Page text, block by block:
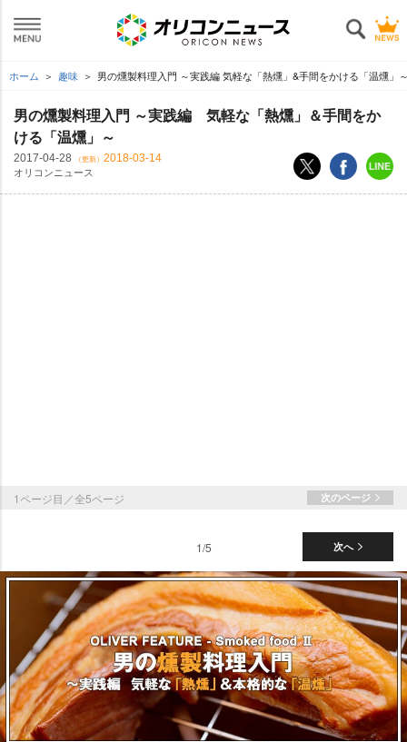
ホーム 趣味 男の燻製料理入門 ～実践編 気軽な「熱燻」&手間をかける「温燻」
男の燻製料理入門 ～実践編 気軽な「熱燻」＆手間をか
ける「温燻」～
2017-04-28 （更新） 2018-03-14
オリコンニュース
1ページ目／全5ページ 次のページ
次へ
1/5